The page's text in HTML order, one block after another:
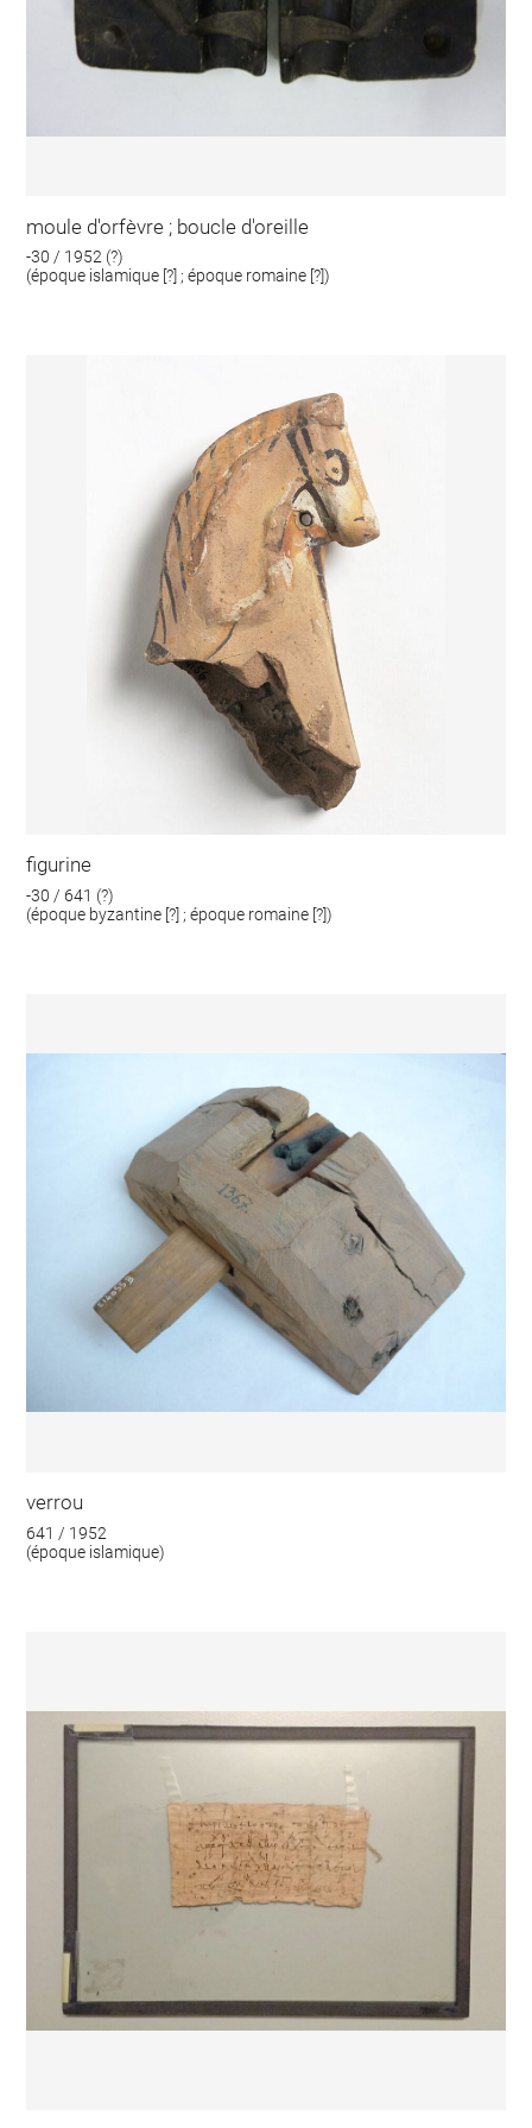
moule d'orfèvre ; boucle d'oreille
-30 / 1952 (?)
(époque islamique [?] ; époque romaine [?])
figurine
-30 / 641 (?)
(époque byzantine [?] ; époque romaine [?])
verrou
641 / 1952
(époque islamique)